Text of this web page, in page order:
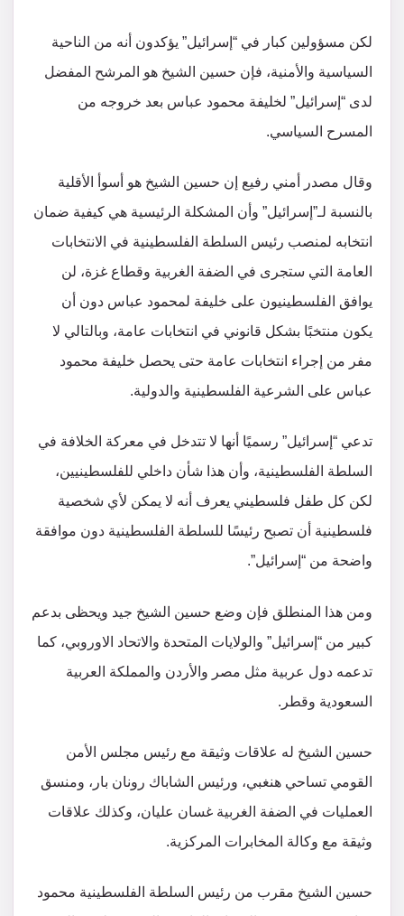
لكن مسؤولين كبار في “إسرائيل” يؤكدون أنه من الناحية
السياسية والأمنية، فإن حسين الشيخ هو المرشح المفضل
لدى “إسرائيل” لخليفة محمود عباس بعد خروجه من
المسرح السياسي.
وقال مصدر أمني رفيع إن حسين الشيخ هو أسوأ الأقلية
بالنسبة لـ”إسرائيل” وأن المشكلة الرئيسية هي كيفية ضمان
انتخابه لمنصب رئيس السلطة الفلسطينية في الانتخابات
العامة التي ستجرى في الضفة الغربية وقطاع غزة، لن
يوافق الفلسطينيون على خليفة لمحمود عباس دون أن
يكون منتخبًا بشكل قانوني في انتخابات عامة، وبالتالي لا
مفر من إجراء انتخابات عامة حتى يحصل خليفة محمود
عباس على الشرعية الفلسطينية والدولية.
تدعي “إسرائيل” رسميًا أنها لا تتدخل في معركة الخلافة في
السلطة الفلسطينية، وأن هذا شأن داخلي للفلسطينيين،
لكن كل طفل فلسطيني يعرف أنه لا يمكن لأي شخصية
فلسطينية أن تصبح رئيسًا للسلطة الفلسطينية دون موافقة
واضحة من “إسرائيل”.
ومن هذا المنطلق فإن وضع حسين الشيخ جيد ويحظى بدعم
كبير من “إسرائيل” والولايات المتحدة والاتحاد الاوروبي، كما
تدعمه دول عربية مثل مصر والأردن والمملكة العربية
السعودية وقطر.
حسين الشيخ له علاقات وثيقة مع رئيس مجلس الأمن
القومي تساحي هنغبي، ورئيس الشاباك رونان بار، ومنسق
العمليات في الضفة الغربية غسان عليان، وكذلك علاقات
وثيقة مع وكالة المخابرات المركزية.
حسين الشيخ مقرب من رئيس السلطة الفلسطينية محمود